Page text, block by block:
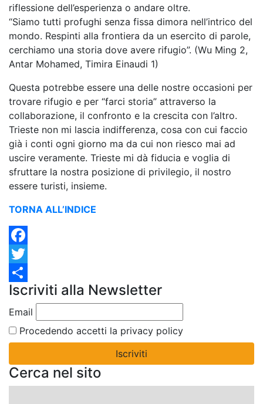
riflessione dell’esperienza o andare oltre.
“Siamo tutti profughi senza fissa dimora nell’intrico del
mondo. Respinti alla frontiera da un esercito di parole,
cerchiamo una storia dove avere rifugio”. (Wu Ming 2,
Antar Mohamed, Timira Einaudi 1)
Questa potrebbe essere una delle nostre occasioni per
trovare rifugio e per “farci storia” attraverso la
collaborazione, il confronto e la crescita con l’altro.
Trieste non mi lascia indifferenza, cosa con cui faccio
già i conti ogni giorno ma da cui non riesco mai ad
uscire veramente. Trieste mi dà fiducia e voglia di
sfruttare la nostra posizione di privilegio, il nostro
essere turisti, insieme.
TORNA ALL’INDICE
Facebook
Twitter
Condividi
Iscriviti alla Newsletter
Email
Procedendo accetti la privacy policy
Cerca nel sito